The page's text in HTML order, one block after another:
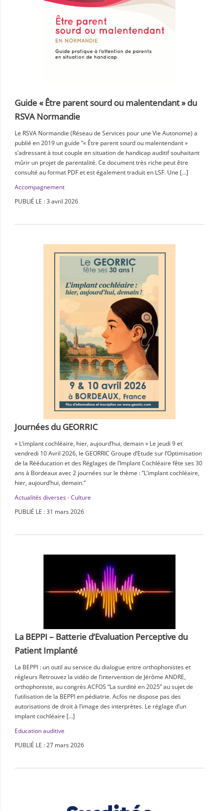
Guide « Être parent sourd ou malentendant » du
RSVA Normandie
Le RSVA Normandie (Réseau de Services pour une Vie Autonome) a
publié en 2019 un guide “« Être parent sourd ou malentendant »
s’adressant à tout couple en situation de handicap auditif souhaitant
mûrir un projet de parentalité. Ce document très riche peut être
consulté au format PDF et est également traduit en LSF. Une […]
Accompagnement
PUBLIÉ LE : 3 avril 2026
Journées du GEORRIC
« L’implant cochléaire, hier, aujourd’hui, demain » Le jeudi 9 et
vendredi 10 Avril 2026, le GEORRIC Groupe d’Etude sur l’Optimisation
de la Rééducation et des Réglages de l’Implant Cochléaire fête ses 30
ans à Bordeaux avec 2 journées sur le thème : “L’implant cochléaire,
hier, aujourd’hui, demain.“
Actualités diverses - Culture
PUBLIÉ LE : 31 mars 2026
La BEPPI – Batterie d’Evaluation Perceptive du
Patient Implanté
La BEPPI : un outil au service du dialogue entre orthophonistes et
régleurs Retrouvez la vidéo de l’intervention de Jérôme ANDRE,
orthophoniste, au congrès ACFOS “La surdité en 2025” au sujet de
l’utilisation de la BEPPI en pédiatrie. Acfos ne dispose pas des
autorisations de droit à l’image des interprètes. Le réglage d’un
implant cochléaire […]
Education auditive
PUBLIÉ LE : 27 mars 2026